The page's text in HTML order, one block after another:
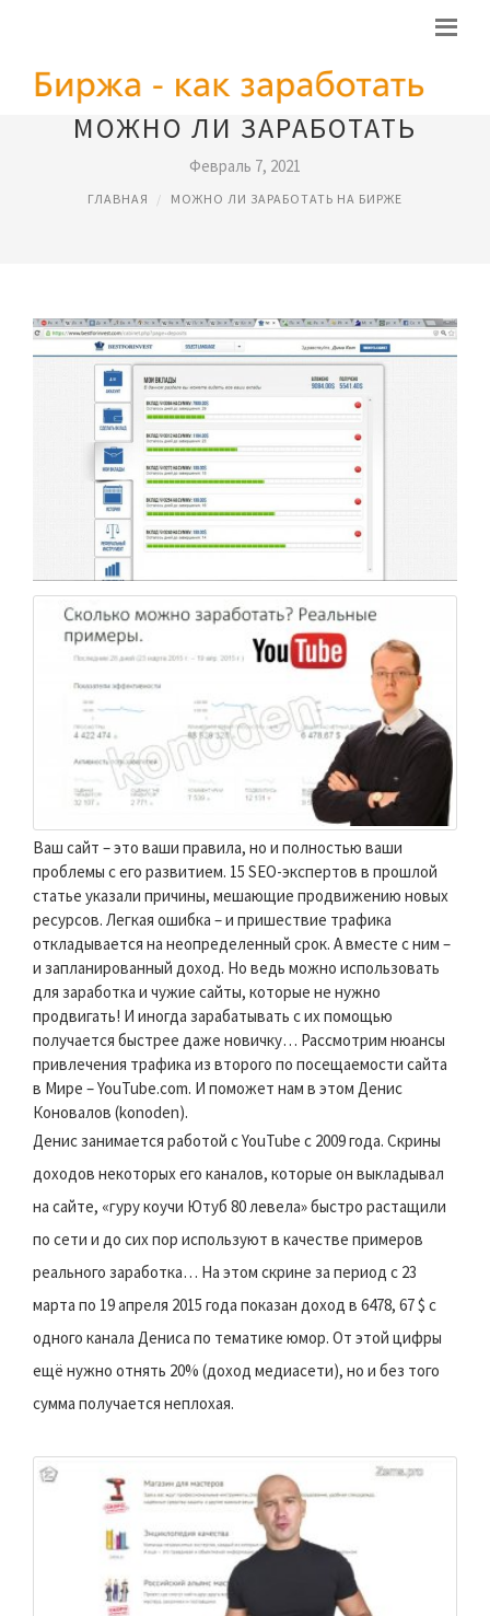
МОЖНО ЛИ ЗАРАБОТАТЬ
Февраль 7, 2021
ГЛАВНАЯ МОЖНО ЛИ ЗАРАБОТАТЬ НА БИРЖЕ
Ваш сайт – это ваши правила, но и полностью ваши
проблемы с его развитием. 15 SEO-экспертов в прошлой
статье указали причины, мешающие продвижению новых
ресурсов. Легкая ошибка – и пришествие трафика
откладывается на неопределенный срок. А вместе с ним –
и запланированный доход. Но ведь можно использовать
для заработка и чужие сайты, которые не нужно
продвигать! И иногда зарабатывать с их помощью
получается быстрее даже новичку… Рассмотрим нюансы
привлечения трафика из второго по посещаемости сайта
в Мире – YouTube.com. И поможет нам в этом Денис
Коновалов (konoden).
Денис занимается работой с YouTube с 2009 года. Скрины
доходов некоторых его каналов, которые он выкладывал
на сайте, «гуру коучи Ютуб 80 левела» быстро растащили
по сети и до сих пор используют в качестве примеров
реального заработка… На этом скрине за период с 23
марта по 19 апреля 2015 года показан доход в 6478, 67 $ с
одного канала Дениса по тематике юмор. От этой цифры
ещё нужно отнять 20% (доход медиасети), но и без того
сумма получается неплохая.